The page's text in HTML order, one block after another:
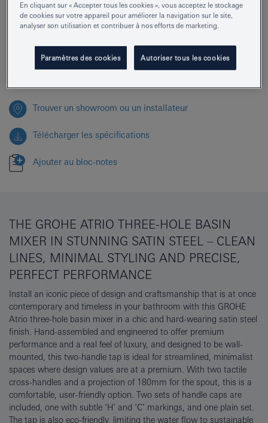
EAN 4005176945625
Couleur satin steel
Demander des renseignements
Trouver un showroom ou un installateur
Télécharger les spécifications
Ajouter au bloc-notes
THE GROHE ATRIO THREE-HOLE BASIN
MIXER IN STUNNING SATIN STEEL – CLEAN
LINES, MINIMAL STYLING AND PRECISE,
PERFECT PERFORMANCE
Install an iconic piece of design and craftsmanship that is at once
contemporary and timeless in your bathroom with this GROHE
Atrio three-hole basin mixer in a chic and hard-wearing satin steel
finish. Hand-assembled and engineered to offer premium
performance and a real feel of luxury, and designed to be wall-
mounted, this two-handle tap is ideal for streamlined, minimalist
spaces where design values are at a premium. With two tactile
cross-handles and a projection of 180mm for the spout, this is a
comfortable, user-friendly option. Two sets of handle caps are
included, one with subtle ‘H’ and ‘C’ markings, and one plain set.
The tap is also eco-friendly, limiting the water flow to sustainable
En cliquant sur « Accepter tous les cookies », vous acceptez le stockage
de cookies sur votre appareil pour améliorer la navigation sur le site,
analyser son utilisation et contribuer à nos efforts de marketing.
Paramètres des cookies Autoriser tous les cookies